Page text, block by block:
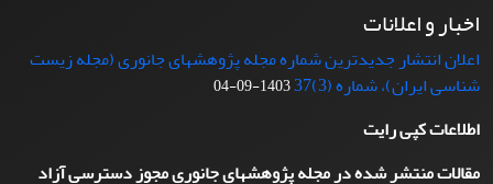
اخبار و اعلانات
اعلان انتشار جدیدترین شماره مجله پژوهشهای جانوری (مجله زیست
شناسی ایران)، شماره (3)37
1403-09-04
اطلاعات کپی رایت
مقالات منتشر شده در مجله پژوهشهای جانوری مجوز دسترسی آزاد